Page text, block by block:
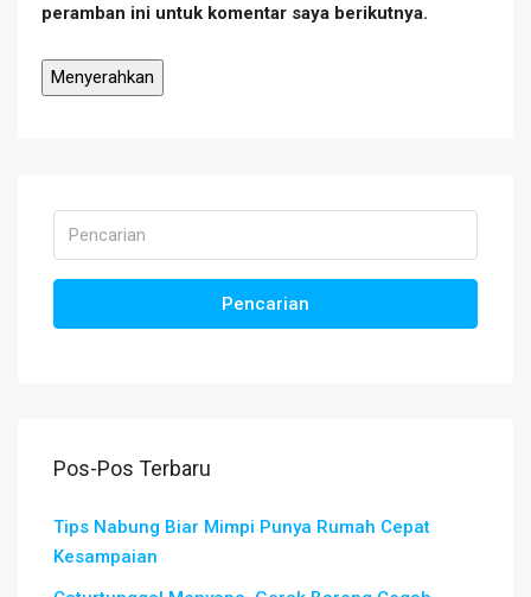
peramban ini untuk komentar saya berikutnya.
Pencarian
Pos-Pos Terbaru
Tips Nabung Biar Mimpi Punya Rumah Cepat
Kesampaian